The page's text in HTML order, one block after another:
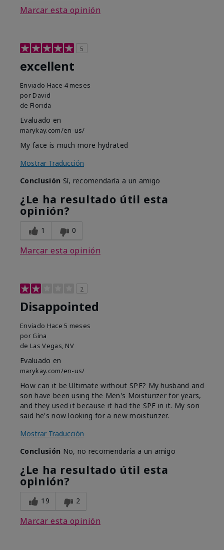
Marcar esta opinión
5
excellent
Enviado Hace 4 meses
por David
de Florida
Evaluado en
marykay.com/en-us/
My face is much more hydrated
Mostrar Traducción
Conclusión Sí, recomendaría a un amigo
¿Le ha resultado útil esta
opinión?
1 0
Marcar esta opinión
2
Disappointed
Enviado Hace 5 meses
por Gina
de Las Vegas, NV
Evaluado en
marykay.com/en-us/
How can it be Ultimate without SPF? My husband and
son have been using the Men's Moisturizer for years,
and they used it because it had the SPF in it. My son
said he's now looking for a new moisturizer.
Mostrar Traducción
Conclusión No, no recomendaría a un amigo
¿Le ha resultado útil esta
opinión?
19 2
Marcar esta opinión